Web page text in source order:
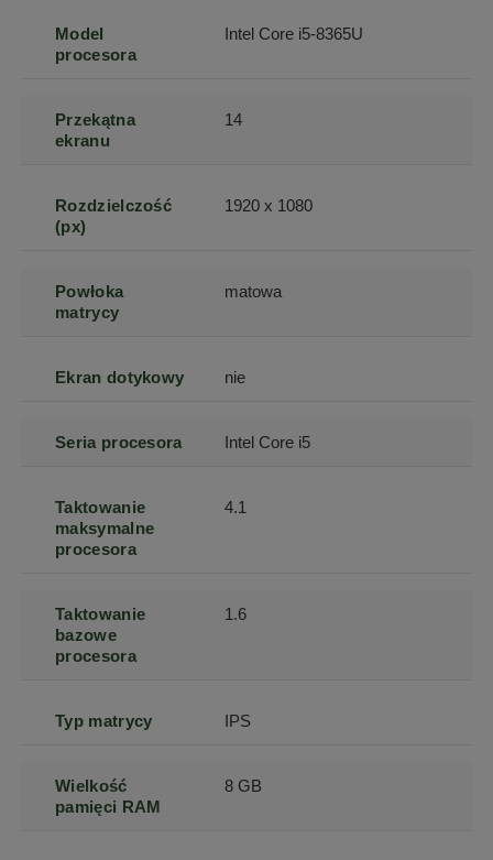
Model
procesora
Intel Core i5-8365U
Przekątna
ekranu
14
Rozdzielczość
(px)
1920 x 1080
Powłoka
matrycy
matowa
Ekran dotykowy nie
Seria procesora Intel Core i5
Taktowanie
maksymalne
procesora
4.1
Taktowanie
bazowe
procesora
1.6
Typ matrycy IPS
Wielkość
pamięci RAM
8 GB